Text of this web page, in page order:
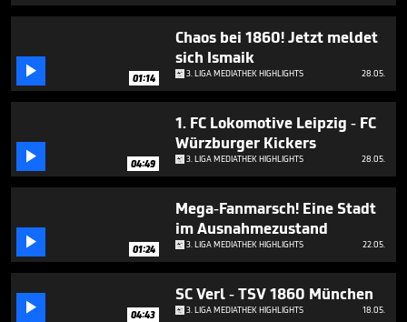
 01:14
Chaos bei 1860! Jetzt meldet
sich Ismaik
3. LIGA MEDIATHEK HIGHLIGHTS 28.05.
 04:49
1. FC Lokomotive Leipzig - FC
Würzburger Kickers
3. LIGA MEDIATHEK HIGHLIGHTS 28.05.
 01:24
Mega-Fanmarsch! Eine Stadt
im Ausnahmezustand
3. LIGA MEDIATHEK HIGHLIGHTS 22.05.
 04:43
SC Verl - TSV 1860 München
3. LIGA MEDIATHEK HIGHLIGHTS 18.05.